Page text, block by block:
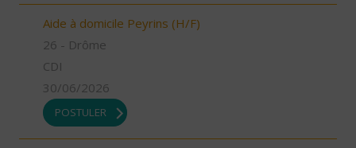
Aide à domicile Peyrins (H/F)
26 - Drôme
CDI
30/06/2026
POSTULER